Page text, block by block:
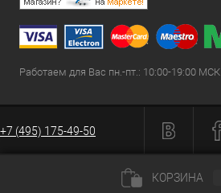
Работаем для Вас пн.-пт.: 10:00-19:00 МСК
+7 (495) 175-49-50
КОРЗИНА